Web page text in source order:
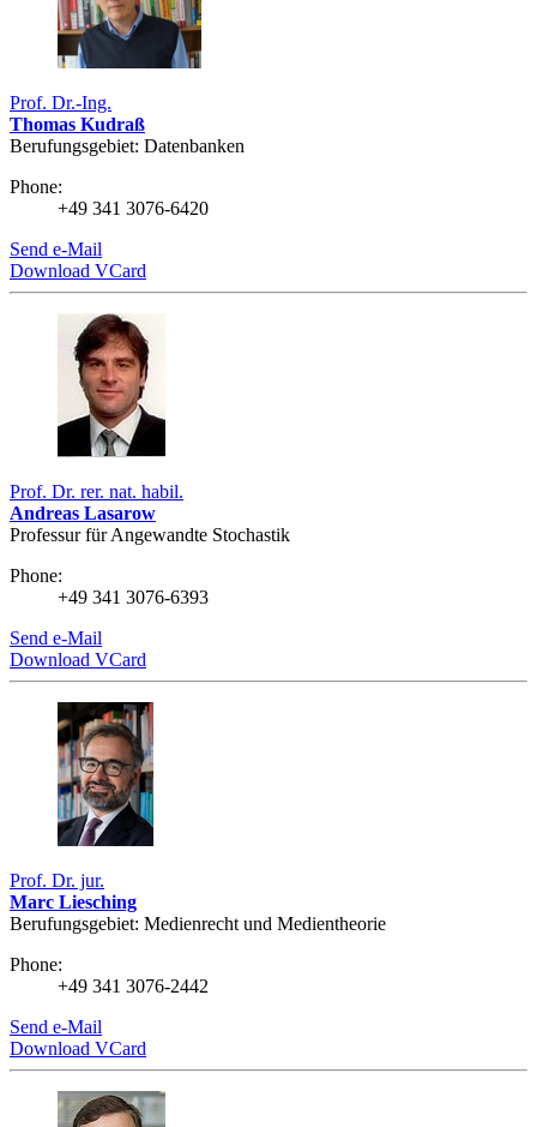
Prof. Dr.-Ing.
Thomas Kudraß
Berufungsgebiet: Datenbanken
Phone:
+49 341 3076-6420
Send e-Mail
Download VCard
Prof. Dr. rer. nat. habil.
Andreas Lasarow
Professur für Angewandte Stochastik
Phone:
+49 341 3076-6393
Send e-Mail
Download VCard
Prof. Dr. jur.
Marc Liesching
Berufungsgebiet: Medienrecht und Medientheorie
Phone:
+49 341 3076-2442
Send e-Mail
Download VCard